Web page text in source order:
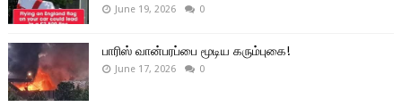
June 19, 2026 0
பாரிஸ் வான்பரப்பை மூடிய கரும்புகை!
June 17, 2026 0